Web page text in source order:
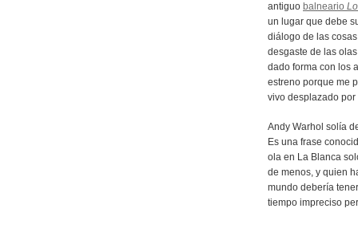
antiguo balneario
un lugar que debe
diálogo de las
desgaste de las
dado forma con los
estreno porque me
vivo desplazado
Andy Warhol solía
Es una frase
ola en La Blanca
de menos, y quien
mundo debería
tiempo impreciso